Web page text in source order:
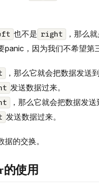
也不是 right
，那么
panic，因为我们不希望第
，那么它就会把数据发送到
发送数据过来。
，那么它就会把数据发送
发送数据过来。
的交换。
的使用